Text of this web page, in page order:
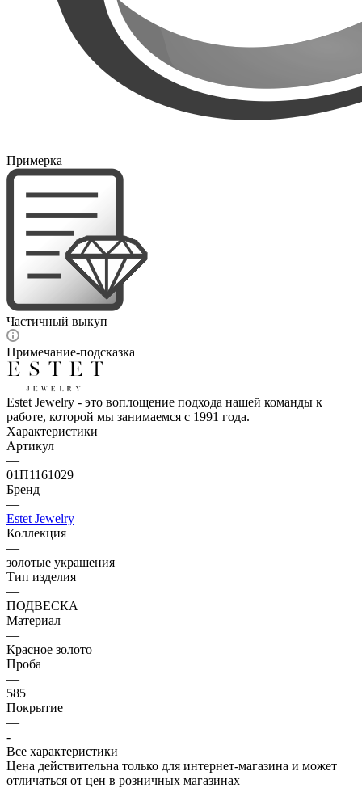
Примерка
Частичный выкуп
Примечание-подсказка
Estet Jewelry - это воплощение подхода нашей команды к
работе, которой мы занимаемся с 1991 года.
Характеристики
Артикул
—
01П1161029
Бренд
—
Estet Jewelry
Коллекция
—
золотые украшения
Тип изделия
—
ПОДВЕСКА
Материал
—
Красное золото
Проба
—
585
Покрытие
—
-
Все характеристики
Цена действительна только для интернет-магазина и может
отличаться от цен в розничных магазинах